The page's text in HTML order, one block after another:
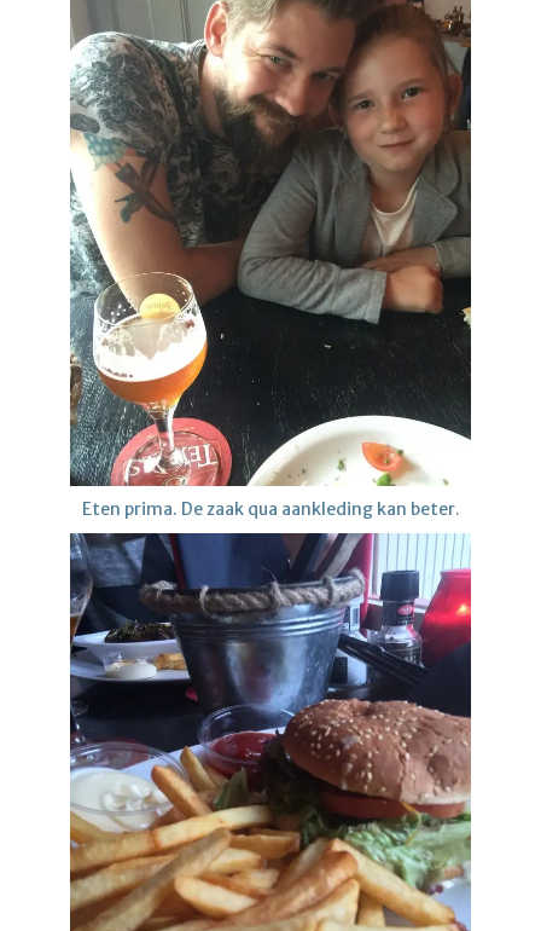
Eten prima. De zaak qua aankleding kan beter.